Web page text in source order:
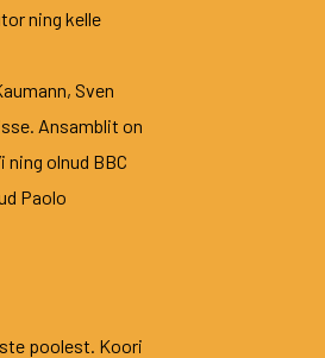
ning kelle
Sven
Ansamblit on
olnud BBC
Paolo
poolest. Koori